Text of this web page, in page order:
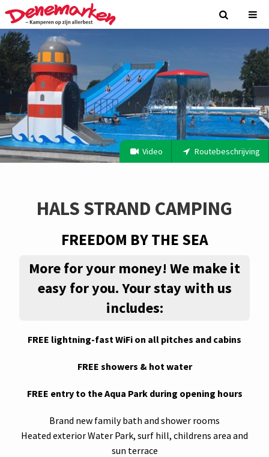
Video Routebeschrijving
HALS STRAND CAMPING
FREEDOM BY THE SEA
More for your money! We make it
easy for you. Your stay with us
includes:
FREE lightning-fast WiFi on all pitches and cabins
FREE showers & hot water
FREE entry to the Aqua Park during opening hours
Brand new family bath and shower rooms
Heated exterior Water Park, surf hill, childrens area and
sun terrace